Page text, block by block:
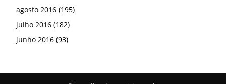
agosto 2016 (195)
julho 2016 (182)
junho 2016 (93)